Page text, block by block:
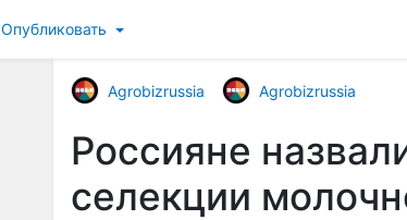
Опубликовать
Agrobizrussia Agrobizrussia
Россияне
селекции